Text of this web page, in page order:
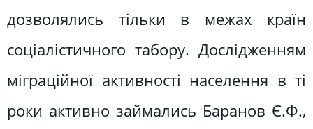
дозволялись тільки в межах країн
соціалістичного табору. Дослідженням
міграційної активності населення в ті
роки активно займались Баранов Є.Ф.,